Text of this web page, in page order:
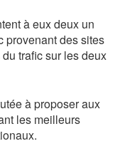
à eux deux un
provenant des sites
trafic sur les deux
à proposer aux
les meilleurs